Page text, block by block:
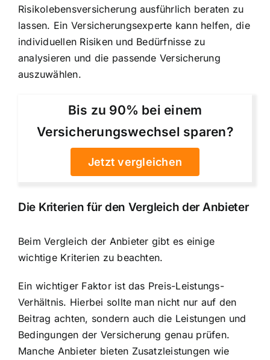
Risikolebensversicherung ausführlich beraten zu
lassen. Ein Versicherungsexperte kann helfen, die
individuellen Risiken und Bedürfnisse zu
analysieren und die passende Versicherung
auszuwählen.
Bis zu 90% bei einem
Versicherungswechsel sparen?
Jetzt vergleichen
Die Kriterien für den Vergleich der Anbieter
Beim Vergleich der Anbieter gibt es einige
wichtige Kriterien zu beachten.
Ein wichtiger Faktor ist das Preis-Leistungs-
Verhältnis. Hierbei sollte man nicht nur auf den
Beitrag achten, sondern auch die Leistungen und
Bedingungen der Versicherung genau prüfen.
Manche Anbieter bieten Zusatzleistungen wie